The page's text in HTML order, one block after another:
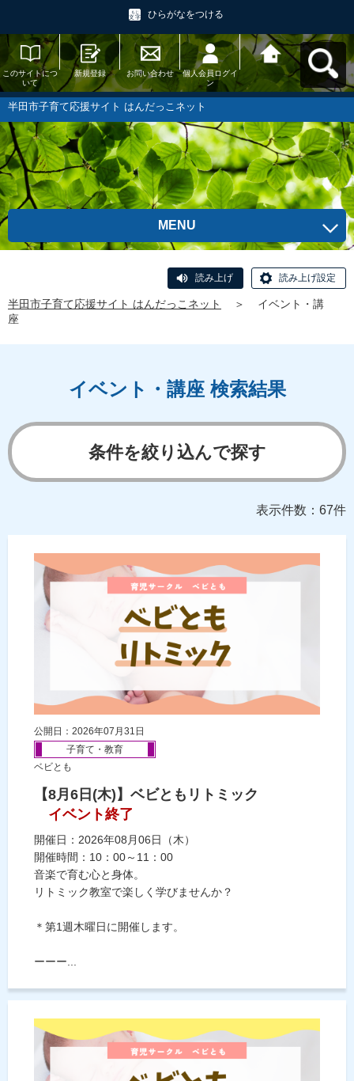
ひらがなをつける
このサイトにつ
いて
新規登録 お問い合わせ
個人会員ログイ
ン
半田市子育て応
援サイト はんだ
っこネットへ戻
半田市子育て応援サイト はんだっこネット
MENU
読み上げ 読み上げ設定
半田市子育て応援サイト はんだっこネット ＞
イベント・講
座
イベント・講座 検索結果
条件を絞り込んで探す
表示件数：67件
公開日：2026年07月31日
子育て・教育
ベビとも
【8月6日(木)】ベビともリトミック
イベント終了
開催日：2026年08月06日（木）
開催時間：10：00～11：00
音楽で育む心と身体。
リトミック教室で楽しく学びませんか？
＊第1週木曜日に開催します。
ーーー...